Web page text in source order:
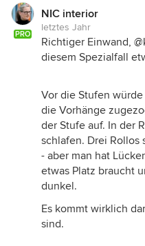
PRO
NIC interior
letztes Jahr
Richtiger Einwand,
diesem Spezialfall
Vor die Stufen
die Vorhänge
der Stufe auf. In der
schlafen. Drei Rollos
- aber man hat
etwas Platz braucht
dunkel.
Es kommt wirklich
sind.